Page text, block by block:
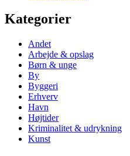
Kategorier
Andet
Arbejde & opslag
Børn & unge
By
Byggeri
Erhverv
Havn
Højtider
Kriminalitet & udrykning
Kunst